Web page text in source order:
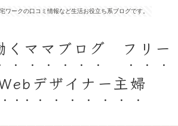
ワークの口コミ情報など生活お役立ち系ブログです。
くママブログ フリー
デザイナー主婦